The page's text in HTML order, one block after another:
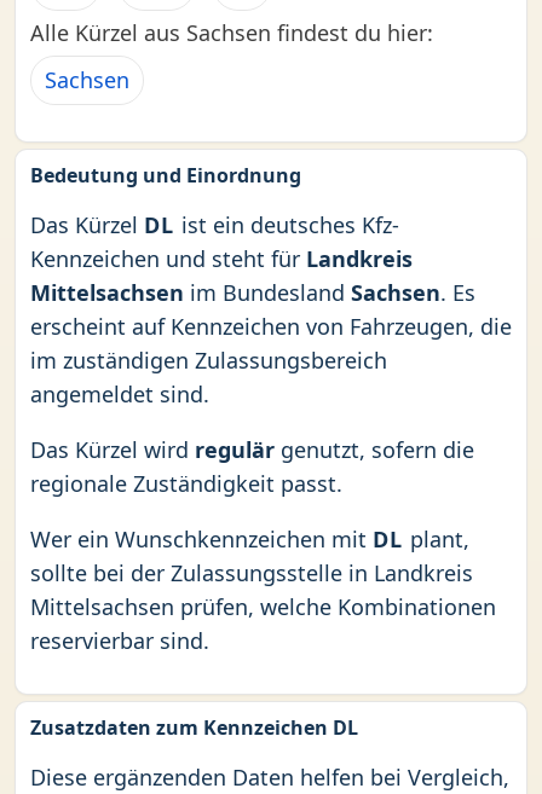
Alle Kürzel aus Sachsen findest du hier:
Sachsen
Bedeutung und Einordnung
Das Kürzel DL ist ein deutsches Kfz-
Kennzeichen und steht für Landkreis
Mittelsachsen im Bundesland Sachsen. Es
erscheint auf Kennzeichen von Fahrzeugen, die
im zuständigen Zulassungsbereich
angemeldet sind.
Das Kürzel wird regulär genutzt, sofern die
regionale Zuständigkeit passt.
Wer ein Wunschkennzeichen mit DL plant,
sollte bei der Zulassungsstelle in Landkreis
Mittelsachsen prüfen, welche Kombinationen
reservierbar sind.
Zusatzdaten zum Kennzeichen DL
Diese ergänzenden Daten helfen bei Vergleich,